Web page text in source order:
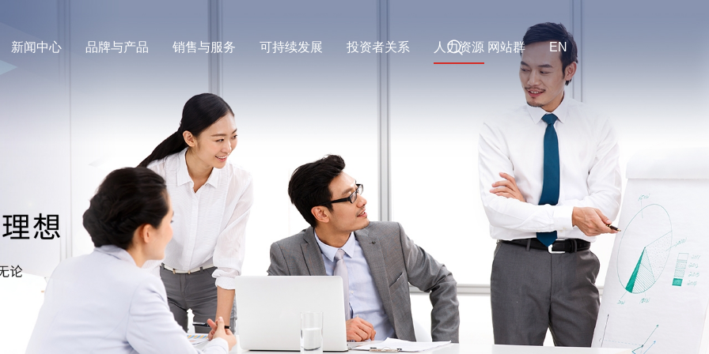
新闻中心 品牌与产品 销售与服务 可持续发展 投资者关系 人力资源 网站群 EN